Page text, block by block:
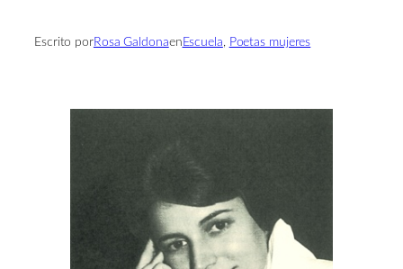
Escrito porRosa Galdonaen Escuela, Poetas mujeres